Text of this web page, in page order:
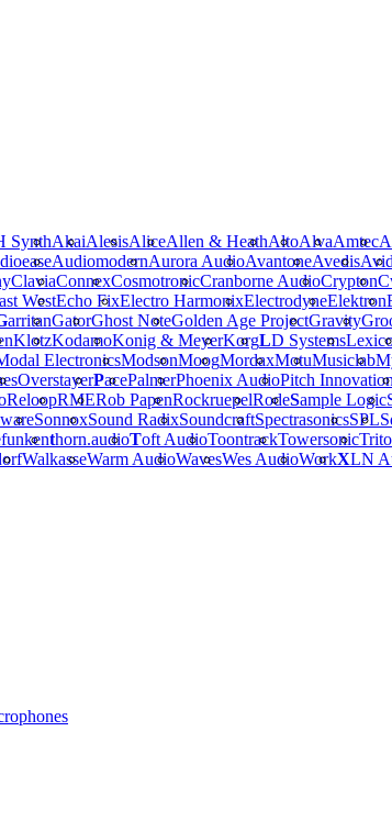
SynthAkaiAlesisAliceAllen & HeathAltoAlvaAmtec
AudiomodernAurora AudioAvantoneAvedisAvid
ClaviaConnexCosmotronicCranborne AudioCrypton
ast WestEcho FixElectro HarmonixElectrodyneElektron
arritanGatorGhost NoteGolden Age ProjectGravity
KlotzKodamoKonig & MeyerKorgLD Systems
ElectronicsModsonMoogMordaxMotuMusiclab
OverstayerPacePalmerPhoenix AudioPitch
ReloopRMERob PapenRockruepelRodeSample Logic
SonnoxSound RadixSoundcraftSpectrasonicsSPL
thorn.audioToft AudioToontrackTowersonic
WalkasseWarm AudioWavesWes AudioWorkXLN